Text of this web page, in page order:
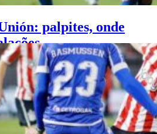
palpites, onde
–
(04/06)